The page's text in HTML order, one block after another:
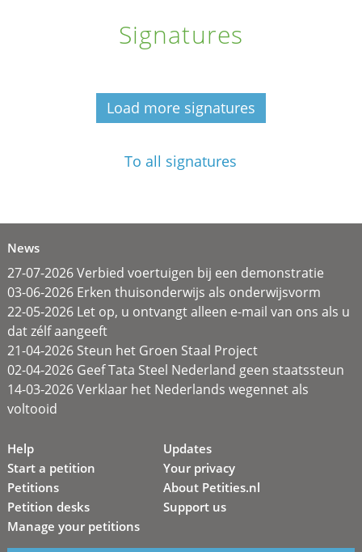
Signatures
Load more signatures
To all signatures
News
27-07-2026 Verbied voertuigen bij een demonstratie
03-06-2026 Erken thuisonderwijs als onderwijsvorm
22-05-2026 Let op, u ontvangt alleen e-mail van ons als u
dat zélf aangeeft
21-04-2026 Steun het Groen Staal Project
02-04-2026 Geef Tata Steel Nederland geen staatssteun
14-03-2026 Verklaar het Nederlands wegennet als
voltooid
Help
Start a petition
Petitions
Petition desks
Manage your petitions
Updates
Your privacy
About Petities.nl
Support us